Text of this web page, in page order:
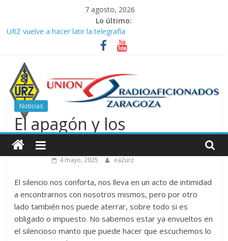
contenido
7 agosto, 2026
Lo último:
URZ vuelve a hacer latir la telegrafía
Verano, radio y buenas ondas: ideas para seguir disfrutando de
Promoción de Verano ICOM en Promodis Telecom
Nueva ubicación de la Jefatura Provincial de Inspección de las
Telecomunicaciones de Zaragoza. Información de interés para
los radioaficionados
La cantera de URZ vuelve a hacerse escuchar en el YOTA
Contest
Unión
de
Radioaficionados
de
Noticias
El apagón y los
4 mayo, 2025 ea2urz
El silencio nos conforta, nos lleva en un acto de intimidad
a encontrarnos con nosotros mismos, pero por otro
lado también nos puede aterrar, sobre todo si es
obligado o impuesto. No sabemos estar ya envueltos en
el silencioso manto que puede hacer que escuchemos lo